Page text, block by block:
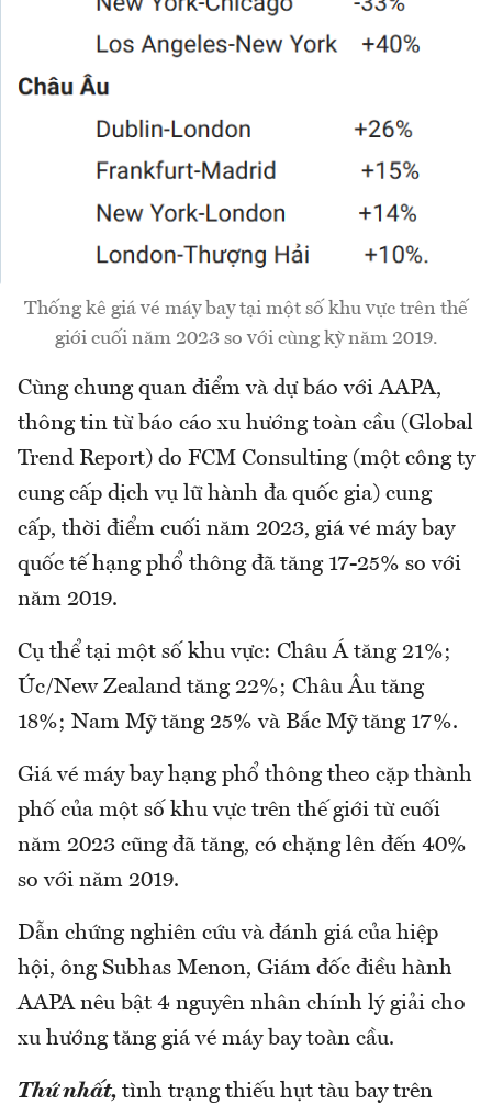
Thống kê giá vé máy bay tại một số khu vực trên thế
giới cuối năm 2023 so với cùng kỳ năm 2019.
Cùng chung quan điểm và dự báo với AAPA,
thông tin từ báo cáo xu hướng toàn cầu (Global
Trend Report) do FCM Consulting (một công ty
cung cấp dịch vụ lữ hành đa quốc gia) cung
cấp, thời điểm cuối năm 2023, giá vé máy bay
quốc tế hạng phổ thông đã tăng 17-25% so với
năm 2019.
Cụ thể tại một số khu vực: Châu Á tăng 21%;
Úc/New Zealand tăng 22%; Châu Âu tăng
18%; Nam Mỹ tăng 25% và Bắc Mỹ tăng 17%.
Giá vé máy bay hạng phổ thông theo cặp thành
phố của một số khu vực trên thế giới từ cuối
năm 2023 cũng đã tăng, có chặng lên đến 40%
so với năm 2019.
Dẫn chứng nghiên cứu và đánh giá của hiệp
hội, ông Subhas Menon, Giám đốc điều hành
AAPA nêu bật 4 nguyên nhân chính lý giải cho
xu hướng tăng giá vé máy bay toàn cầu.
Thứ nhất, tình trạng thiếu hụt tàu bay trên